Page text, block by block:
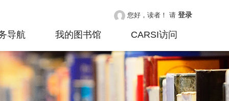
导航 我的图书馆 CARSI访问
您好，读者！ 请 登录